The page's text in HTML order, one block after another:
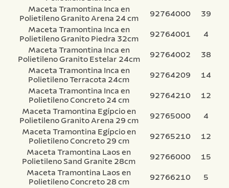
Maceta Tramontina Inca en
Polietileno Granito Arena 24 cm
92764000
39
Maceta Tramontina Inca en
Polietileno Granito Piedra 32cm
92764001
4
Maceta Tramontina Inca en
Polietileno Granito Estelar 24cm
92764002
38
Maceta Tramontina Inca en
Polietileno Terracota 24cm
92764209
14
Maceta Tramontina Inca en
Polietileno Concreto 24 cm
92764210
12
Maceta Tramontina Egípcio en
Polietileno Granito Arena 29 cm
92765000
4
Maceta Tramontina Egípcio en
Polietileno Concreto 29 cm
92765210
12
Maceta Tramontina Laos en
Polietileno Sand Granite 28cm
92766000
15
Maceta Tramontina Laos en
Polietileno Concreto 28 cm
92766210
5